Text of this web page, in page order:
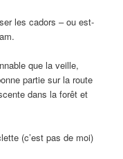
les cadors – ou est-
que la veille,
partie sur la route
dans la forêt et
(c’est pas de moi)